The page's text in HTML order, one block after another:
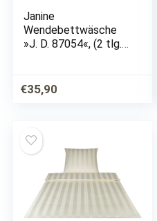
Janine
Wendebettwäsche
»J. D. 87054«, (2 tlg.),
€35,90